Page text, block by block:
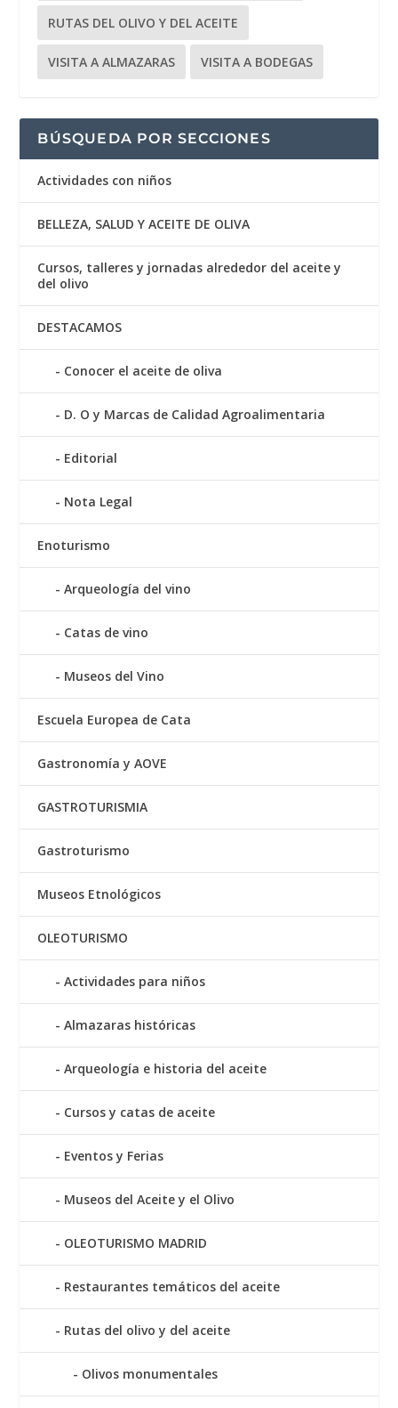
RUTAS DEL OLIVO Y DEL ACEITE
VISITA A ALMAZARAS VISITA A BODEGAS
BÚSQUEDA POR SECCIONES
Actividades con niños
BELLEZA, SALUD Y ACEITE DE OLIVA
Cursos, talleres y jornadas alrededor del aceite y
del olivo
DESTACAMOS
Conocer el aceite de oliva
D. O y Marcas de Calidad Agroalimentaria
Editorial
Nota Legal
Enoturismo
Arqueología del vino
Catas de vino
Museos del Vino
Escuela Europea de Cata
Gastronomía y AOVE
GASTROTURISMIA
Gastroturismo
Museos Etnológicos
OLEOTURISMO
Actividades para niños
Almazaras históricas
Arqueología e historia del aceite
Cursos y catas de aceite
Eventos y Ferias
Museos del Aceite y el Olivo
OLEOTURISMO MADRID
Restaurantes temáticos del aceite
Rutas del olivo y del aceite
Olivos monumentales